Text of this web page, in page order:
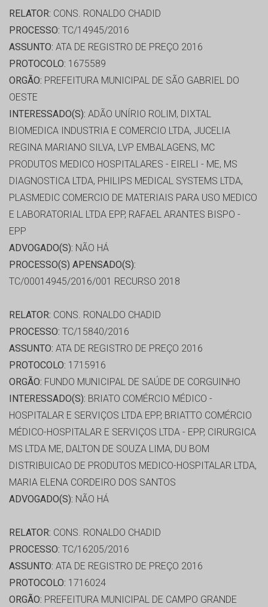
RELATOR: CONS. RONALDO CHADID
PROCESSO: TC/14945/2016
ASSUNTO: ATA DE REGISTRO DE PREÇO 2016
PROTOCOLO: 1675589
ORGÃO: PREFEITURA MUNICIPAL DE SÃO GABRIEL DO
OESTE
INTERESSADO(S): ADÃO UNÍRIO ROLIM, DIXTAL
BIOMEDICA INDUSTRIA E COMERCIO LTDA, JUCELIA
REGINA MARIANO SILVA, LVP EMBALAGENS, MC
PRODUTOS MEDICO HOSPITALARES - EIRELI - ME, MS
DIAGNOSTICA LTDA, PHILIPS MEDICAL SYSTEMS LTDA,
PLASMEDIC COMERCIO DE MATERIAIS PARA USO MEDICO
E LABORATORIAL LTDA EPP, RAFAEL ARANTES BISPO -
EPP
ADVOGADO(S): NÃO HÁ
PROCESSO(S) APENSADO(S):
TC/00014945/2016/001 RECURSO 2018
RELATOR: CONS. RONALDO CHADID
PROCESSO: TC/15840/2016
ASSUNTO: ATA DE REGISTRO DE PREÇO 2016
PROTOCOLO: 1715916
ORGÃO: FUNDO MUNICIPAL DE SAÚDE DE CORGUINHO
INTERESSADO(S): BRIATO COMÉRCIO MÉDICO -
HOSPITALAR E SERVIÇOS LTDA EPP, BRIATTO COMÉRCIO
MÉDICO-HOSPITALAR E SERVIÇOS LTDA - EPP, CIRURGICA
MS LTDA ME, DALTON DE SOUZA LIMA, DU BOM
DISTRIBUICAO DE PRODUTOS MEDICO-HOSPITALAR LTDA,
MARIA ELENA CORDEIRO DOS SANTOS
ADVOGADO(S): NÃO HÁ
RELATOR: CONS. RONALDO CHADID
PROCESSO: TC/16205/2016
ASSUNTO: ATA DE REGISTRO DE PREÇO 2016
PROTOCOLO: 1716024
ORGÃO: PREFEITURA MUNICIPAL DE CAMPO GRANDE